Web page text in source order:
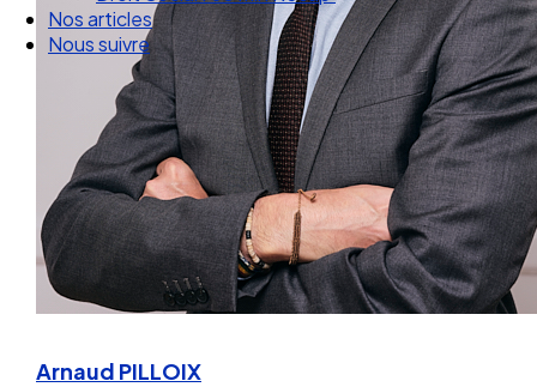
Droit Social : 60 min Recap’
Nos articles
Nous suivre
Arnaud PILLOIX